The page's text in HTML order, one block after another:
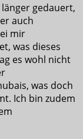
gedauert,
auch
mir
was dieses
es wohl nicht
was doch
Ich bin zudem